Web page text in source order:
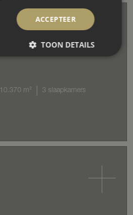
10.370 m²
3 slaapkamers
ACCEPTEER
TOON DETAILS